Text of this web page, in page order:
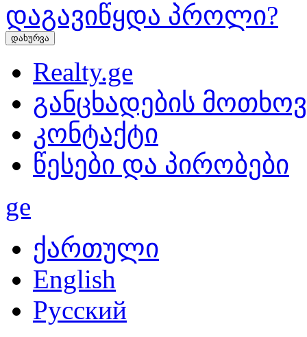
დაგავიწყდა პროლი?
დახურვა
Realty.ge
განცხადების
კონტაქტი
წესები და პირობები
ge
ქართული
English
Русский